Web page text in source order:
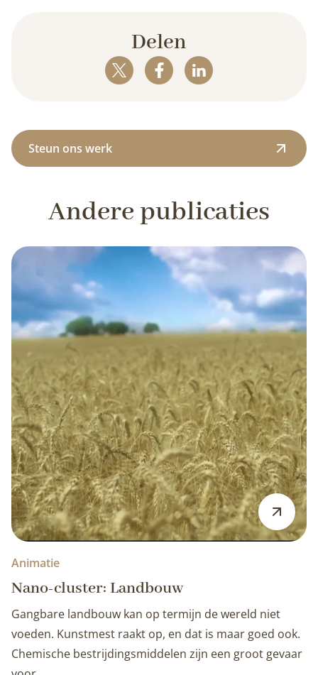
Delen
Steun ons werk
Andere publicaties
Animatie
Nano-cluster: Landbouw
Gangbare landbouw kan op termijn de wereld niet
voeden. Kunstmest raakt op, en dat is maar goed ook.
Chemische bestrijdingsmiddelen zijn een groot gevaar